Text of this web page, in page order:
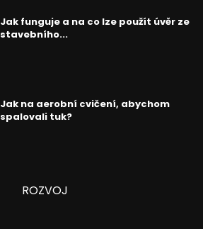
Jak funguje a na co lze použít úvěr ze
stavebního...
Jak na aerobní cvičení, abychom
spalovali tuk?
ROZVOJ